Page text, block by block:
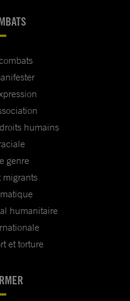
humains
genre
migrants
humanitaire
et torture